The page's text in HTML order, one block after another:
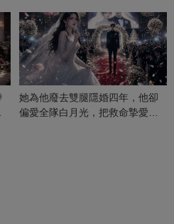
她為他廢去雙腿隱婚四年，他卻
偏愛全隊白月光，把救命摯愛當